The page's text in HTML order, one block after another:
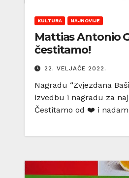
KULTURA NAJNOVIJE
Mattias Antonio
čestitamo!
22. VELJAČE 2022.
Nagradu “Zvjezdana
izvedbu i nagradu za
Čestitamo od ❤️ i